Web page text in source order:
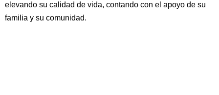
elevando su calidad de vida, contando con el apoyo de su
familia y su comunidad.